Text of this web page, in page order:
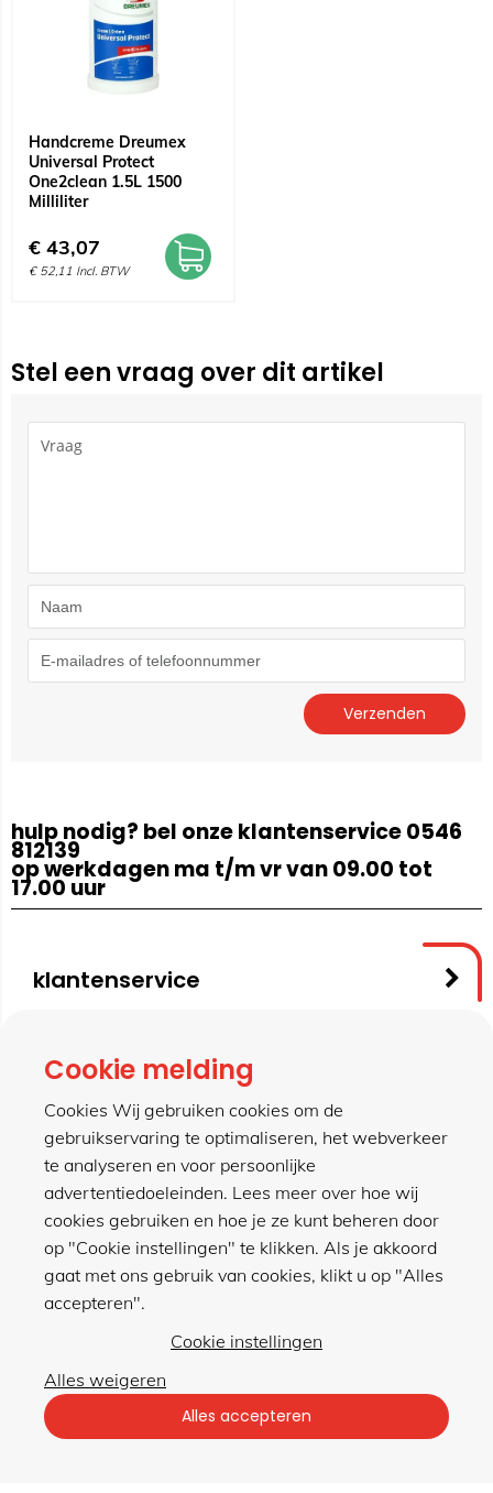
Handcreme Dreumex
Universal Protect
One2clean 1.5L 1500
Milliliter
€ 43,07
€ 52,11 Incl. BTW
Stel een vraag over dit artikel
hulp nodig? bel onze klantenservice 0546
812139
op werkdagen ma t/m vr van 09.00 tot
17.00 uur
klantenservice
contact
meer van hillen
winkel
Algemene voorwaarden
Cookie melding
Cookies Wij gebruiken cookies om de
gebruikservaring te optimaliseren, het webverkeer
te analyseren en voor persoonlijke
advertentiedoeleinden. Lees meer over hoe wij
cookies gebruiken en hoe je ze kunt beheren door
op "Cookie instellingen" te klikken. Als je akkoord
gaat met ons gebruik van cookies, klikt u op "Alles
accepteren".
Cookie instellingen
Alles weigeren
Alles accepteren